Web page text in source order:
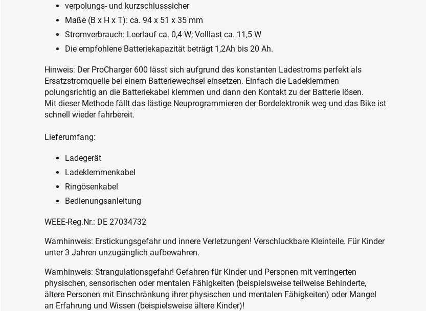
verpolungs- und kurzschlusssicher
Maße (B x H x T): ca. 94 x 51 x 35 mm
Stromverbrauch: Leerlauf ca. 0,4 W; Volllast ca. 11,5 W
Die empfohlene Batteriekapazität beträgt 1,2Ah bis 20 Ah.
Hinweis: Der ProCharger 600 lässt sich aufgrund des konstanten Ladestroms perfekt als
Ersatzstromquelle bei einem Batteriewechsel einsetzen. Einfach die Ladeklemmen
polungsrichtig an die Batteriekabel klemmen und dann den Kontakt zu der Batterie lösen.
Mit dieser Methode fällt das lästige Neuprogrammieren der Bordelektronik weg und das Bike ist
schnell wieder fahrbereit.
Lieferumfang:
Ladegerät
Ladeklemmenkabel
Ringösenkabel
Bedienungsanleitung
WEEE-Reg.Nr.: DE 27034732
Warnhinweis: Erstickungsgefahr und innere Verletzungen! Verschluckbare Kleinteile. Für Kinder
unter 3 Jahren unzugänglich aufbewahren.
Warnhinweis: Strangulationsgefahr! Gefahren für Kinder und Personen mit verringerten
physischen, sensorischen oder mentalen Fähigkeiten (beispielsweise teilweise Behinderte,
ältere Personen mit Einschränkung ihrer physischen und mentalen Fähigkeiten) oder Mangel
an Erfahrung und Wissen (beispielsweise ältere Kinder)!